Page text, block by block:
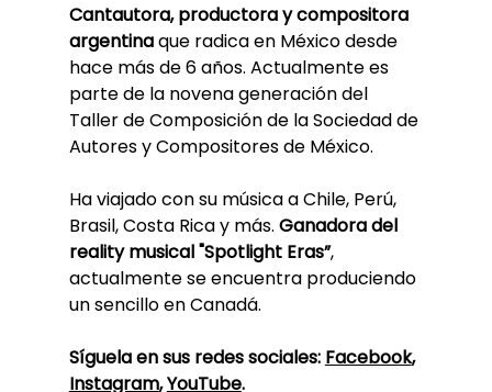
Cantautora, productora y compositora
argentina que radica en México desde
hace más de 6 años. Actualmente es
parte de la novena generación del
Taller de Composición de la Sociedad de
Autores y Compositores de México.
Ha viajado con su música a Chile, Perú,
Brasil, Costa Rica y más. Ganadora del
reality musical "Spotlight Eras”,
actualmente se encuentra produciendo
un sencillo en Canadá.
Síguela en sus redes sociales: Facebook,
Instagram, YouTube.